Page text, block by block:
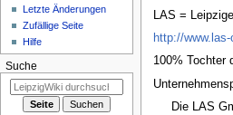
LAS =
http://
100% Tochter
Die LAS
Letzte Änderungen
Zufällige Seite
Hilfe
Suche